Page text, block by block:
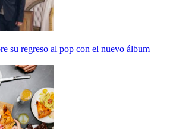
su regreso al pop con el nuevo álbum